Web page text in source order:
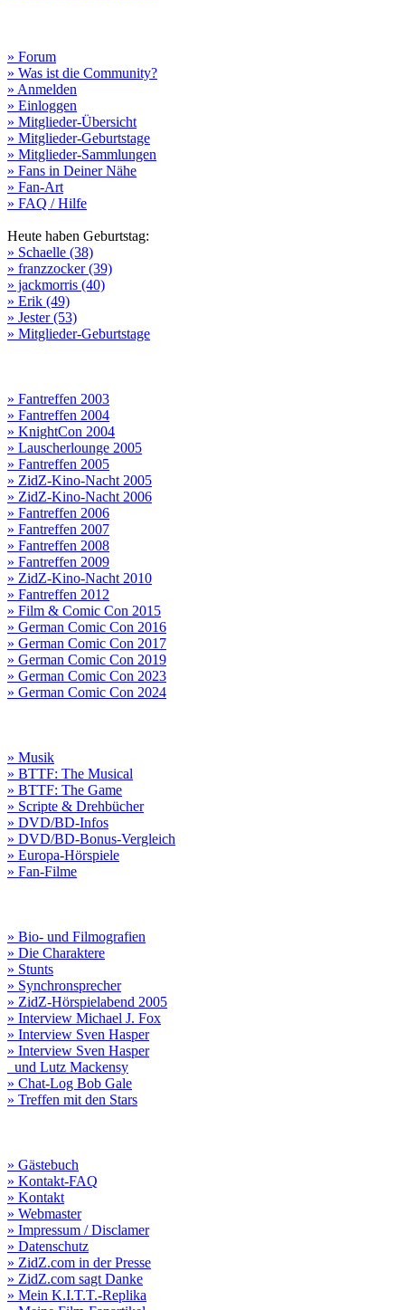
» Forum
» Was ist die Community?
» Anmelden
» Einloggen
» Mitglieder-Übersicht
» Mitglieder-Geburtstage
» Mitglieder-Sammlungen
» Fans in Deiner Nähe
» Fan-Art
» FAQ / Hilfe
Heute haben Geburtstag:
» Schaelle (38)
» franzzocker (39)
» jackmorris (40)
» Erik (49)
» Jester (53)
» Mitglieder-Geburtstage
» Fantreffen 2003
» Fantreffen 2004
» KnightCon 2004
» Lauscherlounge 2005
» Fantreffen 2005
» ZidZ-Kino-Nacht 2005
» ZidZ-Kino-Nacht 2006
» Fantreffen 2006
» Fantreffen 2007
» Fantreffen 2008
» Fantreffen 2009
» ZidZ-Kino-Nacht 2010
» Fantreffen 2012
» Film & Comic Con 2015
» German Comic Con 2016
» German Comic Con 2017
» German Comic Con 2019
» German Comic Con 2023
» German Comic Con 2024
» Musik
» BTTF: The Musical
» BTTF: The Game
» Scripte & Drehbücher
» DVD/BD-Infos
» DVD/BD-Bonus-Vergleich
» Europa-Hörspiele
» Fan-Filme
» Bio- und Filmografien
» Die Charaktere
» Stunts
» Synchronsprecher
» ZidZ-Hörspielabend 2005
» Interview Michael J. Fox
» Interview Sven Hasper
» Interview Sven Hasper
und Lutz Mackensy
» Chat-Log Bob Gale
» Treffen mit den Stars
» Gästebuch
» Kontakt-FAQ
» Kontakt
» Webmaster
» Impressum / Disclamer
» Datenschutz
» ZidZ.com in der Presse
» ZidZ.com sagt Danke
» Mein K.I.T.T.-Replika